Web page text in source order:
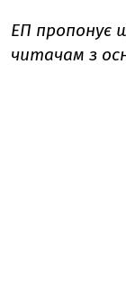
ЕП пропонує
читачам з